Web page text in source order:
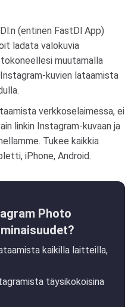
(entinen FastDl App)
ladata valokuvia
muutamalla
kuvien lataamista
verkkoselaimessa, ei
linkin Instagram-kuvaan ja
Tukee kaikkia
iPhone, Android.
Photo
kaikilla laitteilla,
täysikokoisina